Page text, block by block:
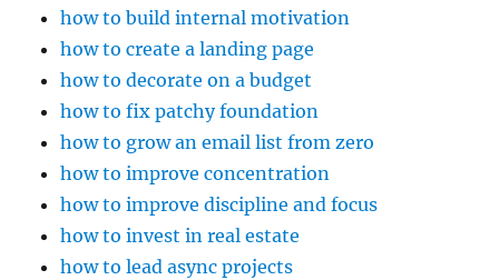
how to build internal motivation
how to create a landing page
how to decorate on a budget
how to fix patchy foundation
how to grow an email list from zero
how to improve concentration
how to improve discipline and focus
how to invest in real estate
how to lead async projects